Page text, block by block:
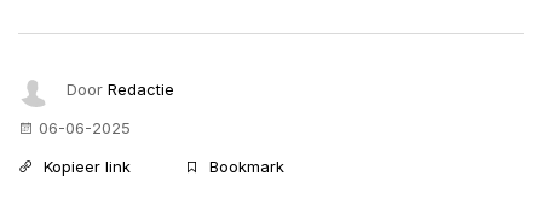
Door Redactie
06-06-2025
Kopieer link
Bookmark